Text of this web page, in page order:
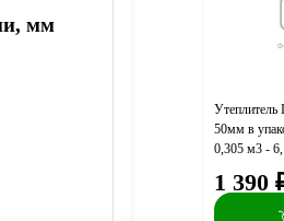
мм
50мм в
0,305 м3 -
1 390